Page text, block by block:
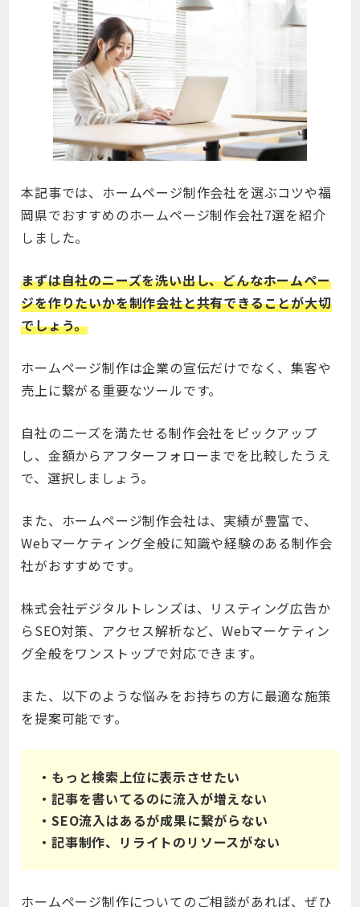
本記事では、ホームページ制作会社を選ぶコツや福
岡県でおすすめのホームページ制作会社7選を紹介
しました。
まずは自社のニーズを洗い出し、どんなホームペー
ジを作りたいかを制作会社と共有できることが大切
でしょう。
ホームページ制作は企業の宣伝だけでなく、集客や
売上に繋がる重要なツールです。
自社のニーズを満たせる制作会社をピックアップ
し、金額からアフターフォローまでを比較したうえ
で、選択しましょう。
また、ホームページ制作会社は、実績が豊富で、
Webマーケティング全般に知識や経験のある制作会
社がおすすめです。
株式会社デジタルトレンズは、リスティング広告か
らSEO対策、アクセス解析など、Webマーケティン
グ全般をワンストップで対応できます。
また、以下のような悩みをお持ちの方に最適な施策
を提案可能です。
・もっと検索上位に表示させたい
・記事を書いてるのに流入が増えない
・SEO流入はあるが成果に繋がらない
・記事制作、リライトのリソースがない
ホームページ制作についてのご相談があれば、ぜひ